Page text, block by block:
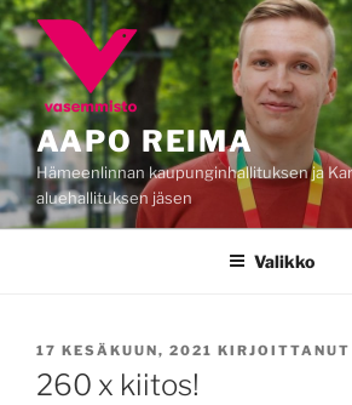
Siirry
sisältöön
AAPO REIMA
Hämeenlinnan kaupunginhallituksen ja
aluehallituksen jäsen
Valikko
JULKAISTU
17 KESÄKUUN, 2021 KIRJOITTANUT
260 x kiitos!